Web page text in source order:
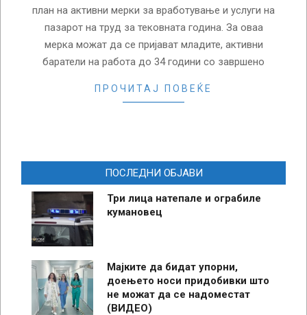
план на активни мерки за вработување и услуги на
пазарот на труд за тековната година. За оваа
мерка можат да се пријават младите, активни
баратели на работа до 34 години со завршено
ПРОЧИТАЈ ПОВЕЌЕ
ПОСЛЕДНИ ОБЈАВИ
Три лица натепале и ограбиле
кумановец
Мајките да бидат упорни,
доењето носи придобивки што
не можат да се надоместат
(ВИДЕО)